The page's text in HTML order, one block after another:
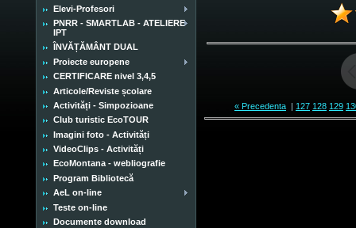
Elevi-Profesori
PNRR - SMARTLAB - ATELIERE
IPT
ÎNVĂȚĂMÂNT DUAL
Proiecte europene
CERTIFICARE nivel 3,4,5
Articole/Reviste școlare
Activități - Simpozioane
Club turistic EcoTOUR
Imagini foto - Activități
VideoClips - Activități
EcoMontana - webliografie
Program Bibliotecă
AeL on-line
Teste on-line
Documente download
« Precedenta | 127 128 129